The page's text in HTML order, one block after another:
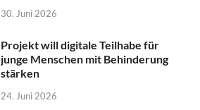
30. Juni 2026
Projekt will digitale Teilhabe für
junge Menschen mit Behinderung
stärken
24. Juni 2026